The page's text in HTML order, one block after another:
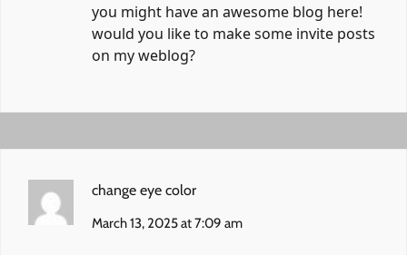
you might have an awesome blog here!
would you like to make some invite posts
on my weblog?
change eye color
March 13, 2025 at 7:09 am